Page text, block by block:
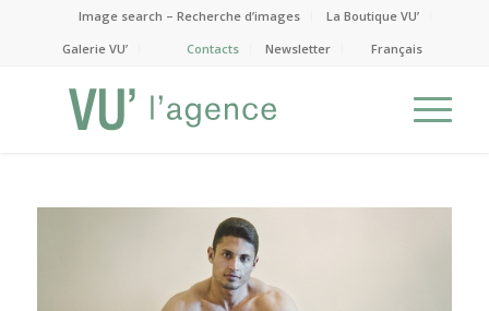
Image search – Recherche d’images
La Boutique VU’
Galerie VU’
Contacts Newsletter Français